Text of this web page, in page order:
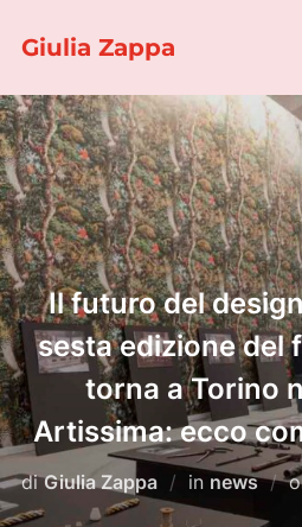
Giulia Zappa
Il futuro del
sesta edizione del
torna a Torino
Artissima: ecco
diGiulia Zappa in news